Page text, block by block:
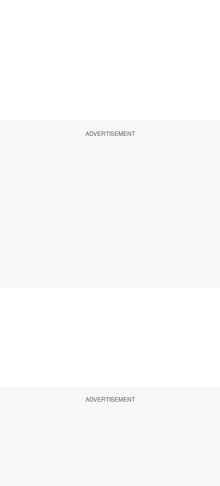
ADVERTISEMENT
ADVERTISEMENT